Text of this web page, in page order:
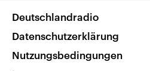
Nachrichten App
Frequenzen
Veranstaltungen
Musikliste
RSS
Deutschlandradio
Datenschutzerklärung
Nutzungsbedingungen